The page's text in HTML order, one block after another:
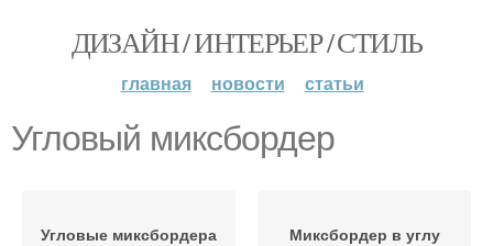
ДИЗАЙН / ИНТЕРЬЕР / СТИЛЬ
главная новости статьи
Угловый миксбордер
Угловые миксбордера Миксбордер в углу